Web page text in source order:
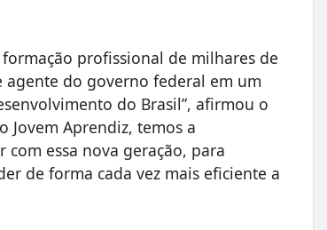
profissional de milhares de
do governo federal em um
do Brasil”, afirmou o
Jovem Aprendiz, temos a
essa nova geração, para
de forma cada vez mais eficiente a